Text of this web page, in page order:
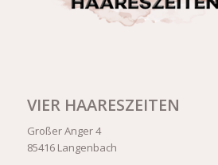
VIER HAARESZEITEN
Großer Anger 4
85416 Langenbach